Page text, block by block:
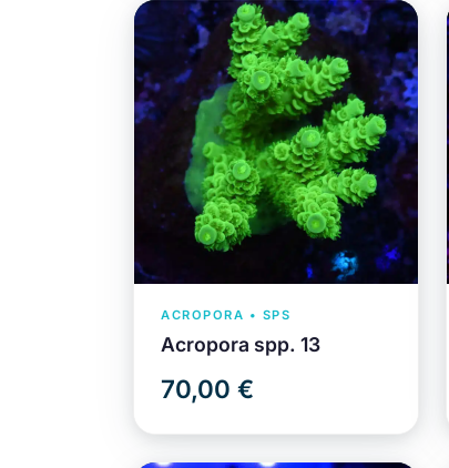
ACROPORA • SPS
Acropora spp. 13
70,00 €